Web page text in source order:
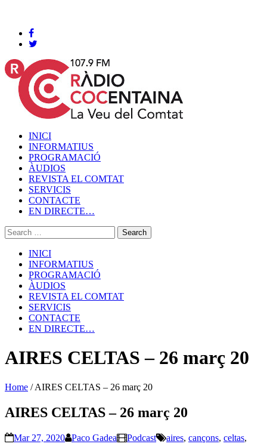
INICI
INFORMATIUS
PROGRAMACIÓ
ÀUDIOS
REVISTA EL COMTAT
SERVICIS
CONTACTE
EN DIRECTE…
INICI
INFORMATIUS
PROGRAMACIÓ
ÀUDIOS
REVISTA EL COMTAT
SERVICIS
CONTACTE
EN DIRECTE…
AIRES CELTAS – 26 març 20
Home /AIRES CELTAS – 26 març 20
AIRES CELTAS – 26 març 20
Mar 27, 2020 Paco Gadea Podcast aires, cançons, celtas,